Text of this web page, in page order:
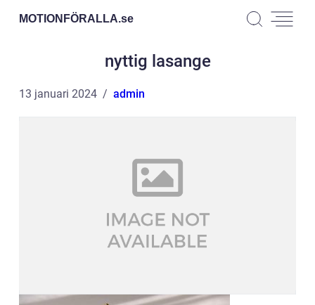
MOTIONFÖRALLA.se
nyttig lasange
13 januari 2024 admin